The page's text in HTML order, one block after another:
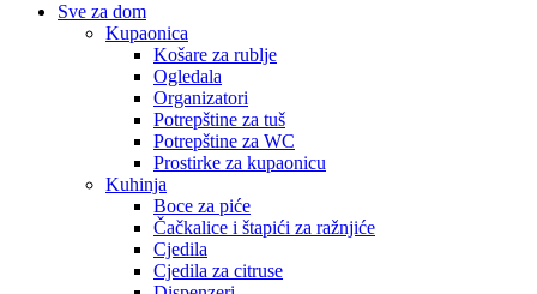
Sve za dom
Kupaonica
Košare za rublje
Ogledala
Organizatori
Potrepštine za tuš
Potrepštine za WC
Prostirke za kupaonicu
Kuhinja
Boce za piće
Čačkalice i štapići za ražnjiće
Cjedila
Cjedila za citruse